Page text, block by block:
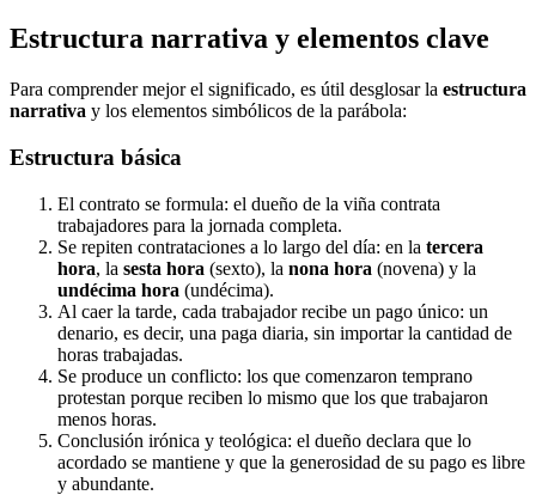
Estructura narrativa y elementos clave
Para comprender mejor el significado, es útil desglosar la estructura
narrativa y los elementos simbólicos de la parábola:
Estructura básica
El contrato se formula: el dueño de la viña contrata
trabajadores para la jornada completa.
Se repiten contrataciones a lo largo del día: en la tercera
hora, la sesta hora (sexto), la nona hora (novena) y la
undécima hora (undécima).
Al caer la tarde, cada trabajador recibe un pago único: un
denario, es decir, una paga diaria, sin importar la cantidad de
horas trabajadas.
Se produce un conflicto: los que comenzaron temprano
protestan porque reciben lo mismo que los que trabajaron
menos horas.
Conclusión irónica y teológica: el dueño declara que lo
acordado se mantiene y que la generosidad de su pago es libre
y abundante.